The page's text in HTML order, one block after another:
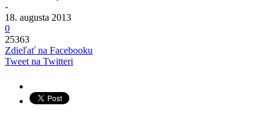
-
18. augusta 2013
0
25363
Zdieľať na Facebooku
Tweet na Twitteri